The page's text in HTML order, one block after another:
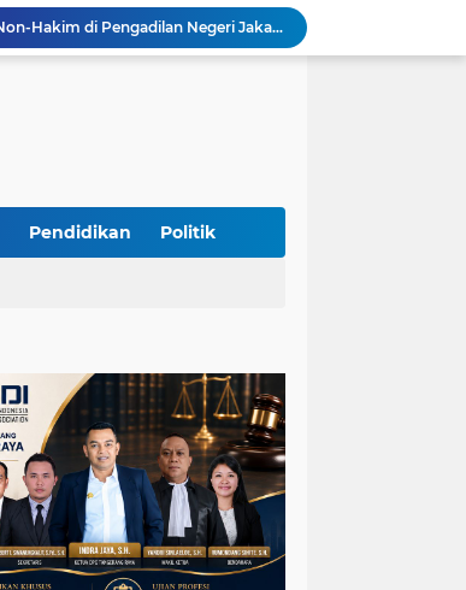
Resmi Terdaftar sebagai Mediator Non-Hakim di Pengadilan Negeri Jakarta Selatan, Yandri, S.H. Siap Mengedepankan Keadilan Melalui Jalur Perdamaian
Yandri SH Kawal APDESI di Gugatan PSN PIK 2, Tegaskan Komitmen pada Supremasi Hukum
ketua LBH DEWAN ADAT BAMUS BETAWI Sapto Wibowo S, S.H. Jalih Pitoeng Salah Alamat Mengenai Statement di Media
Pendidikan Politik